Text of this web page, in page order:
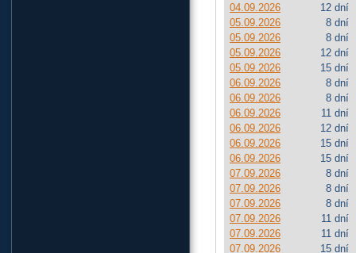
04.09.2026
12 dní
05.09.2026
8 dní
05.09.2026
8 dní
05.09.2026
12 dní
05.09.2026
15 dní
06.09.2026
8 dní
06.09.2026
8 dní
06.09.2026
11 dní
06.09.2026
12 dní
06.09.2026
15 dní
06.09.2026
15 dní
07.09.2026
8 dní
07.09.2026
8 dní
07.09.2026
8 dní
07.09.2026
11 dní
07.09.2026
11 dní
07.09.2026
15 dní